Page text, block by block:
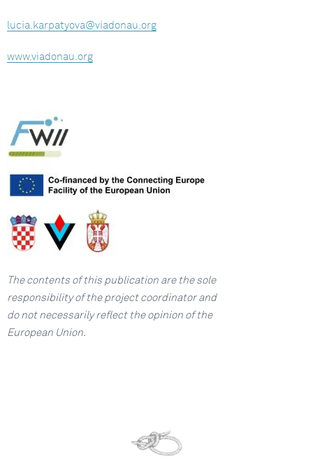
lucia.karpatyova@viadonau.org
www.viadonau.org
The contents of this publication are the sole
responsibilityof the project coordinator and
do not necessarily reflect the opinion of the
European Union.